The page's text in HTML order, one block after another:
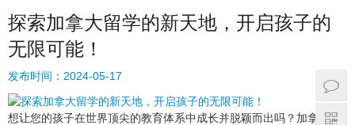
探索加拿大留学的新天地，开启孩子的
无限可能！
发布时间： 2024-05-17
想让您的孩子在世界顶尖的教育体系中成长并脱颖而出吗？加拿大留